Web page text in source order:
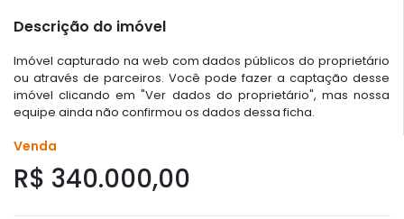
Descrição do imóvel
Imóvel capturado na web com dados públicos do proprietário
ou através de parceiros. Você pode fazer a captação desse
imóvel clicando em "Ver dados do proprietário", mas nossa
equipe ainda não confirmou os dados dessa ficha.
Venda
R$ 340.000,00